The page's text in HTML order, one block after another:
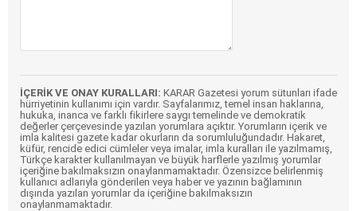
İÇERİK VE ONAY KURALLARI: KARAR Gazetesi yorum sütunları ifade
hürriyetinin kullanımı için vardır. Sayfalarımız, temel insan haklarına,
hukuka, inanca ve farklı fikirlere saygı temelinde ve demokratik
değerler çerçevesinde yazılan yorumlara açıktır. Yorumların içerik ve
imla kalitesi gazete kadar okurların da sorumluluğundadır. Hakaret,
küfür, rencide edici cümleler veya imalar, imla kuralları ile yazılmamış,
Türkçe karakter kullanılmayan ve büyük harflerle yazılmış yorumlar
içeriğine bakılmaksızın onaylanmamaktadır. Özensizce belirlenmiş
kullanıcı adlarıyla gönderilen veya haber ve yazının bağlamının
dışında yazılan yorumlar da içeriğine bakılmaksızın
onaylanmamaktadır.